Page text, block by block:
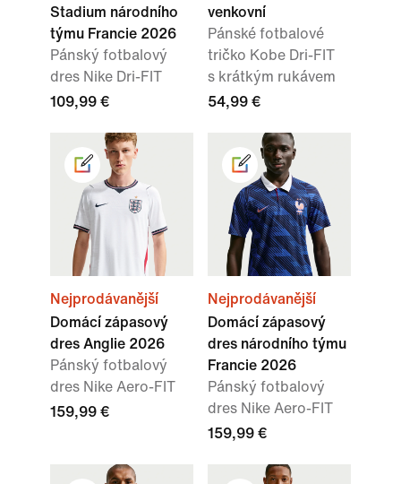
Stadium národního
týmu Francie 2026
Pánský fotbalový
dres Nike Dri-FIT
109,99 €
venkovní
Pánské fotbalové
tričko Kobe Dri-FIT
s krátkým rukávem
54,99 €
Nejprodávanější
Domácí zápasový
dres Anglie 2026
Pánský fotbalový
dres Nike Aero-FIT
159,99 €
Nejprodávanější
Domácí zápasový
dres národního týmu
Francie 2026
Pánský fotbalový
dres Nike Aero-FIT
159,99 €